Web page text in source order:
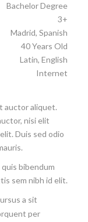
Bachelor Degree
3+
Madrid, Spanish
40 Years Old
Latin, English
Internet
auctor aliquet.
nisi elit
Duis sed odio
bibendum
sem nibh id elit.
a sit
per